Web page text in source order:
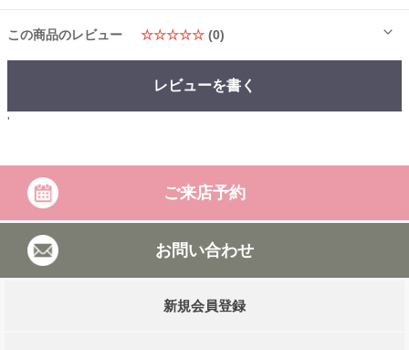
この商品のレビュー ☆☆☆☆☆ (0)
レビューを書く
'
ご来店予約
お問い合わせ
新規会員登録